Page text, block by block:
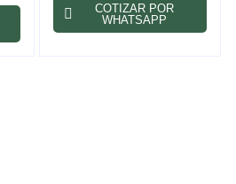
COTIZAR POR
WHATSAPP